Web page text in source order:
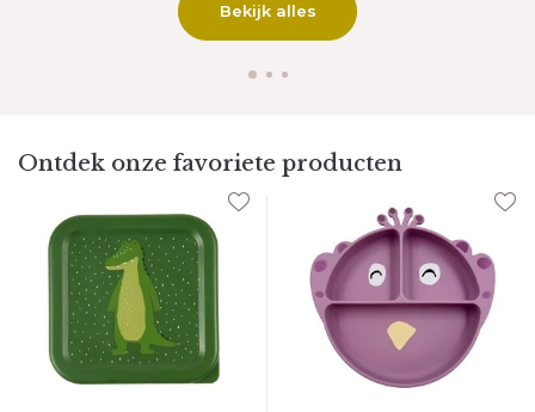
Bekijk onze collectie
Ontdek onze favoriete producten